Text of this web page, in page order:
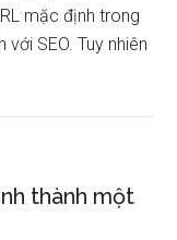
mặc định trong
SEO. Tuy nhiên
thành một